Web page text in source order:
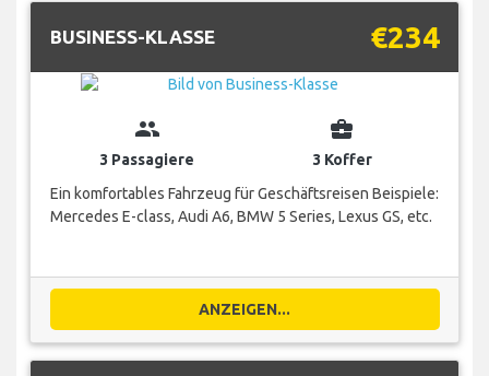
BUSINESS-KLASSE €234
group
3 Passagiere
business_center
3 Koffer
Ein komfortables Fahrzeug für Geschäftsreisen Beispiele:
Mercedes E-class, Audi A6, BMW 5 Series, Lexus GS, etc.
ANZEIGEN...